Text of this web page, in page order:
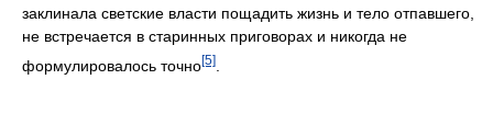
заклинала светские власти пощадить жизнь и тело отпавшего,
не встречается в старинных приговорах и никогда не
формулировалось точно[5]